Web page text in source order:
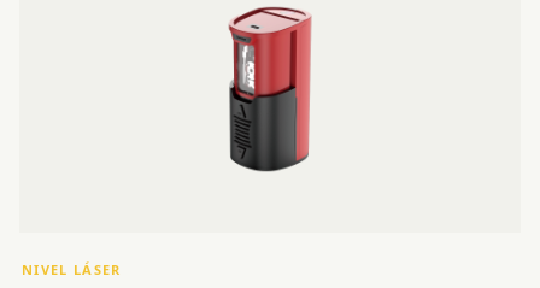
NIVEL LÁSER